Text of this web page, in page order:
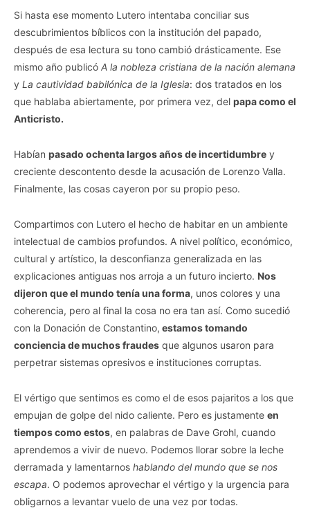
Si hasta ese momento Lutero intentaba conciliar sus
descubrimientos bíblicos con la institución del papado,
después de esa lectura su tono cambió drásticamente. Ese
mismo año publicó A la nobleza cristiana de la nación alemana
y La cautividad babilónica de la Iglesia: dos tratados en los
que hablaba abiertamente, por primera vez, del papa como el
Anticristo.
Habían pasado ochenta largos años de incertidumbre y
creciente descontento desde la acusación de Lorenzo Valla.
Finalmente, las cosas cayeron por su propio peso.
Compartimos con Lutero el hecho de habitar en un ambiente
intelectual de cambios profundos. A nivel político, económico,
cultural y artístico, la desconfianza generalizada en las
explicaciones antiguas nos arroja a un futuro incierto. Nos
dijeron que el mundo tenía una forma, unos colores y una
coherencia, pero al final la cosa no era tan así. Como sucedió
con la Donación de Constantino, estamos tomando
conciencia de muchos fraudes que algunos usaron para
perpetrar sistemas opresivos e instituciones corruptas.
El vértigo que sentimos es como el de esos pajaritos a los que
empujan de golpe del nido caliente. Pero es justamente en
tiempos como estos, en palabras de Dave Grohl, cuando
aprendemos a vivir de nuevo. Podemos llorar sobre la leche
derramada y lamentarnos hablando del mundo que se nos
escapa. O podemos aprovechar el vértigo y la urgencia para
obligarnos a levantar vuelo de una vez por todas.